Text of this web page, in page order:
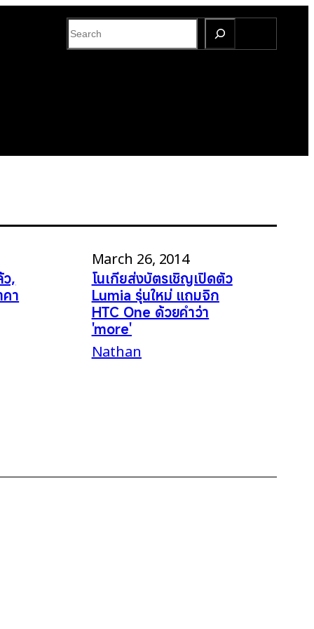
S
e
,
า
March 26, 2014
โนเกียส่งบัตรเชิญเปิดตัว
Lumia รุ่นใหม่ แถมจิก
HTC One ด้วยคำว่า
'more'
Nathan